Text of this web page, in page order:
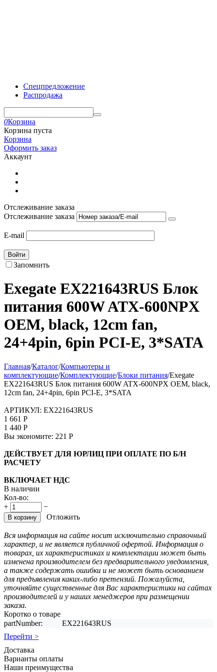
Спецпредложение
Распродажа
0Корзина
Корзина пуста
Корзина
Оформить заказ
Аккаунт
Отслеживание заказа
Отслеживание заказа
E-mail
Войти
Запомнить
Exegate EX221643RUS Блок
питания 600W ATX-600NPX
OEM, black, 12cm fan,
24+4pin, 6pin PCI-E, 3*SATA
Главная/Каталог/Компьютеры и
комплектующие/Комплектующие/Блоки питания/Exegate
EX221643RUS Блок питания 600W ATX-600NPX OEM, black,
12cm fan, 24+4pin, 6pin PCI-E, 3*SATA
АРТИКУЛ: EX221643RUS
1 661 Р
1 440 Р
Вы экономите: 221 Р
ДЕЙСТВУЕТ ДЛЯ ЮРЛИЦ ПРИ ОПЛАТЕ ПО Б/Н
РАСЧЕТУ
ВКЛЮЧАЕТ НДС
В наличии
Кол-во:
+
−
В корзину Отложить
Вся информация на сайте носит исключительно справочный
характер, и не является публичной офертой. Информация о
товарах, их характеристиках и комплектации может быть
изменена производителем без предварительного уведомления,
а также содержать ошибки и не может быть основанием
для предъявления каких-либо претензий. Пожалуйста,
уточняйте существенные для Вас характеристики на сайтах
производителей и у наших менеджеров при размещении
заказа.
Коротко о товаре
partNumber:
EX221643RUS
Перейти >
Доставка
Варианты оплаты
Наши преимущества